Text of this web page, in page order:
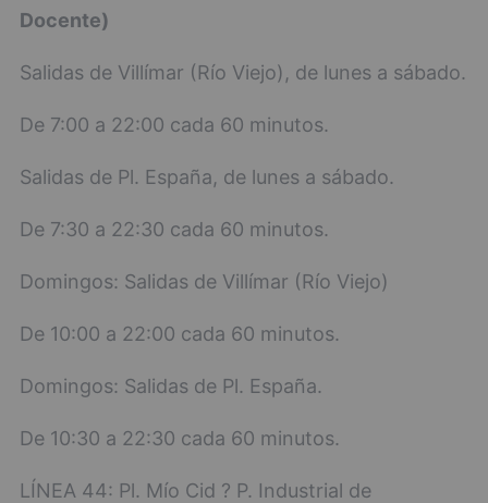
Docente)
Salidas de Villímar (Río Viejo), de lunes a sábado.
De 7:00 a 22:00 cada 60 minutos.
Salidas de Pl. España, de lunes a sábado.
De 7:30 a 22:30 cada 60 minutos.
Domingos: Salidas de Villímar (Río Viejo)
De 10:00 a 22:00 cada 60 minutos.
Domingos: Salidas de Pl. España.
De 10:30 a 22:30 cada 60 minutos.
LÍNEA 44: Pl. Mío Cid ? P. Industrial de